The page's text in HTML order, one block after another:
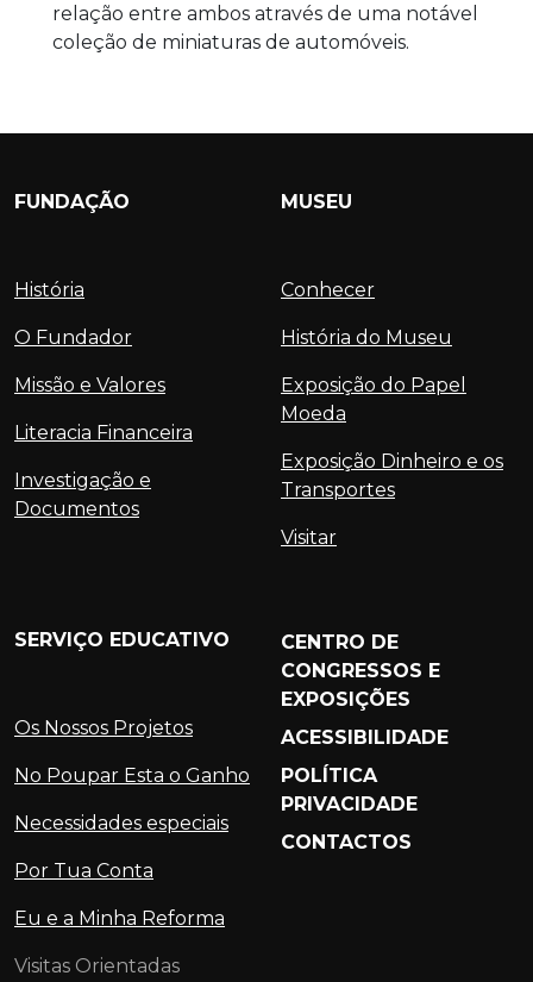
relação entre ambos através de uma notável
coleção de miniaturas de automóveis.
FUNDAÇÃO
História
O Fundador
Missão e Valores
Literacia Financeira
Investigação e
Documentos
MUSEU
Conhecer
História do Museu
Exposição do Papel
Moeda
Exposição Dinheiro e os
Transportes
Visitar
SERVIÇO EDUCATIVO
Os Nossos Projetos
No Poupar Esta o Ganho
Necessidades especiais
Por Tua Conta
Eu e a Minha Reforma
Visitas Orientadas
CENTRO DE
CONGRESSOS E
EXPOSIÇÕES
ACESSIBILIDADE
POLÍTICA
PRIVACIDADE
CONTACTOS